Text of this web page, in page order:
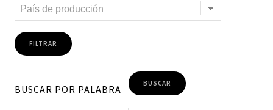
Movimiento
Mujeres
Niñez
Otredad
Pueblos Originarios
Racialidad
Refugiadxs y solicitantes de asilo
BUSCAR POR PALABRA